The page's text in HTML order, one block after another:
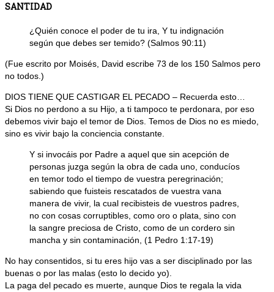
SANTIDAD
¿Quién conoce el poder de tu ira, Y tu indignación
según que debes ser temido? (Salmos 90:11)
(Fue escrito por Moisés, David escribe 73 de los 150 Salmos pero
no todos.)
DIOS TIENE QUE CASTIGAR EL PECADO – Recuerda esto…
Si Dios no perdono a su Hijo, a ti tampoco te perdonara, por eso
debemos vivir bajo el temor de Dios. Temos de Dios no es miedo,
sino es vivir bajo la conciencia constante.
Y si invocáis por Padre a aquel que sin acepción de
personas juzga según la obra de cada uno, conducíos
en temor todo el tiempo de vuestra peregrinación;
sabiendo que fuisteis rescatados de vuestra vana
manera de vivir, la cual recibisteis de vuestros padres,
no con cosas corruptibles, como oro o plata, sino con
la sangre preciosa de Cristo, como de un cordero sin
mancha y sin contaminación, (1 Pedro 1:17-19)
No hay consentidos, si tu eres hijo vas a ser disciplinado por las
buenas o por las malas (esto lo decido yo).
La paga del pecado es muerte, aunque Dios te regala la vida